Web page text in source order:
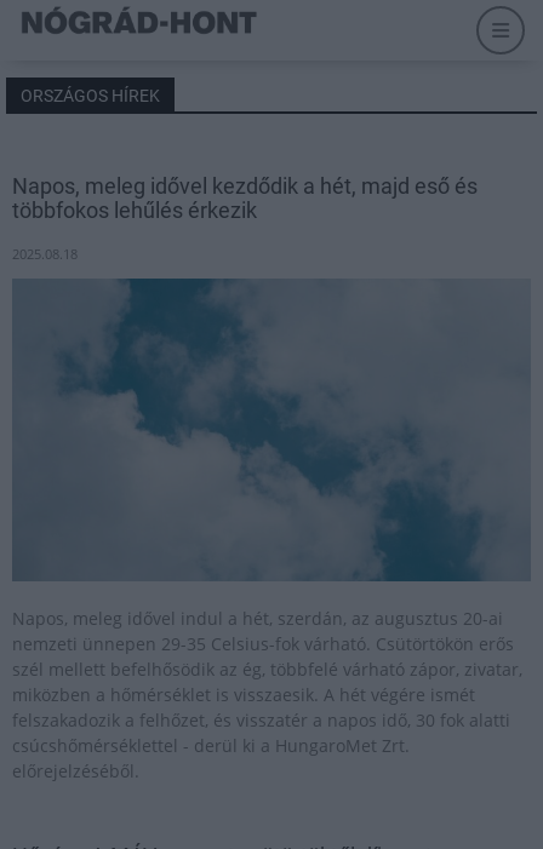
ORSZÁGOS HÍREK
Napos, meleg idővel kezdődik a hét, majd eső és
többfokos lehűlés érkezik
2025.08.18
Napos, meleg idővel indul a hét, szerdán, az augusztus 20-ai
nemzeti ünnepen 29-35 Celsius-fok várható. Csütörtökön erős
szél mellett befelhősödik az ég, többfelé várható zápor, zivatar,
miközben a hőmérséklet is visszaesik. A hét végére ismét
felszakadozik a felhőzet, és visszatér a napos idő, 30 fok alatti
csúcshőmérséklettel - derül ki a HungaroMet Zrt.
előrejelzéséből.